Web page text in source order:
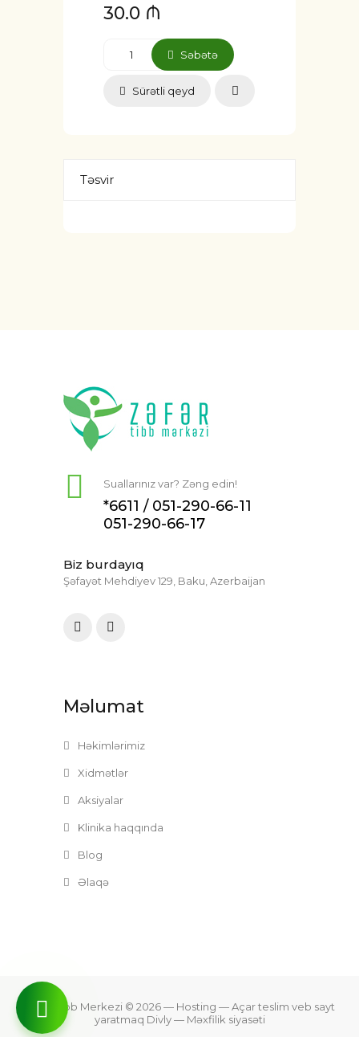
30.0 ₼
Səbətə
Sürətli qeyd
Təsvir
Suallarınız var? Zəng edin!
*6611 / 051-290-66-11
051-290-66-17
Biz burdayıq
Şəfayət Mehdiyev 129, Baku, Azerbaijan
Məlumat
Həkimlərimiz
Xidmətlər
Aksiyalar
Klinika haqqında
Blog
Əlaqə
Zefer Tibb Merkezi © 2026— Hosting —Açar teslim veb sayt
yaratmaq Divly— Məxfilik siyasəti